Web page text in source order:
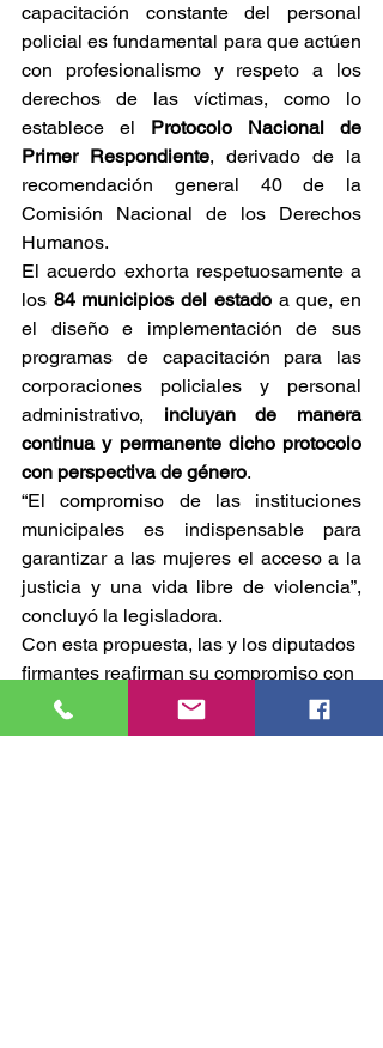
capacitación constante del personal
policial es fundamental para que actúen
con profesionalismo y respeto a los
derechos de las víctimas, como lo
establece el Protocolo Nacional de
Primer Respondiente, derivado de la
recomendación general 40 de la
Comisión Nacional de los Derechos
Humanos.
El acuerdo exhorta respetuosamente a
los 84 municipios del estado a que, en
el diseño e implementación de sus
programas de capacitación para las
corporaciones policiales y personal
administrativo, incluyan de manera
continua y permanente dicho protocolo
con perspectiva de género.
“El compromiso de las instituciones
municipales es indispensable para
garantizar a las mujeres el acceso a la
justicia y una vida libre de violencia”,
concluyó la legisladora.
Con esta propuesta, las y los diputados
firmantes reafirman su compromiso con
la erradicación de la violencia contra
las mujeres y la construcción de un